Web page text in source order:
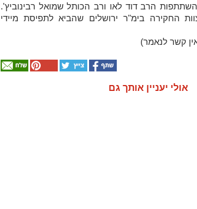
הרב דוד לאו ורב הכותל שמואל רבינוביץ'.
החקירה בימ"ר ירושלים שהביא לתפיסת מיידי
אולי יעניין אותך גם